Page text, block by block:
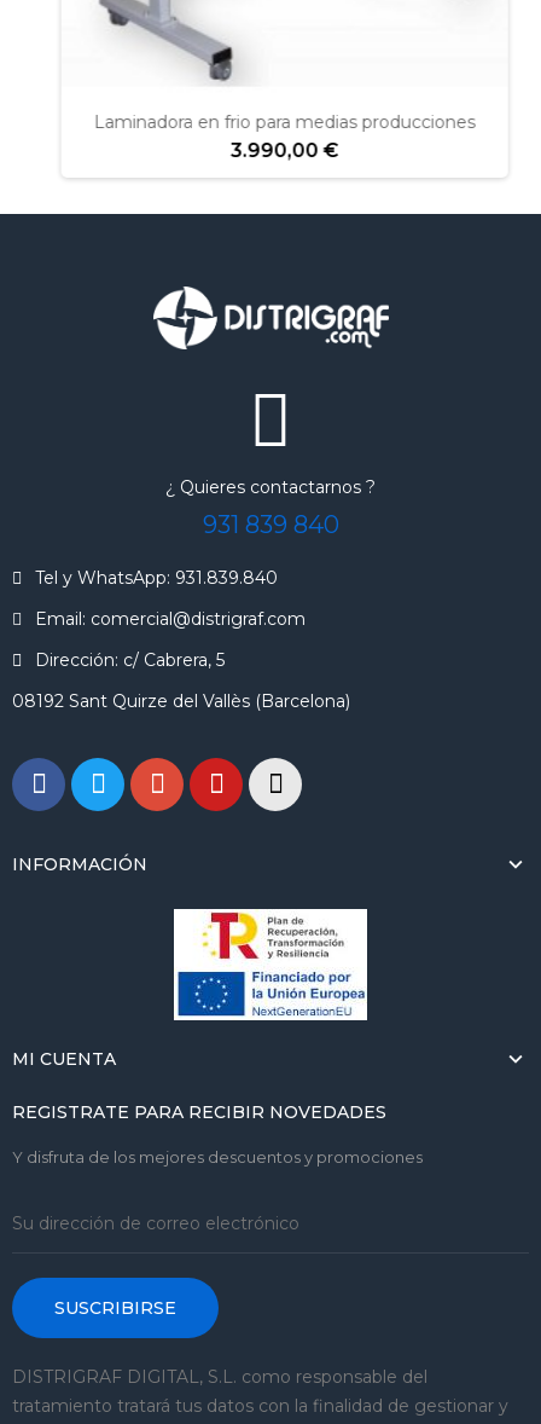
Laminadora en frio para medias producciones
3.990,00 €
¿ Quieres contactarnos ?
931 839 840
Tel y WhatsApp: 931.839.840
Email: comercial@distrigraf.com
Dirección: c/ Cabrera, 5
08192 Sant Quirze del Vallès (Barcelona)
INFORMACIÓN
MI CUENTA
REGISTRATE PARA RECIBIR NOVEDADES
Y disfruta de los mejores descuentos y promociones
SUSCRIBIRSE
DISTRIGRAF DIGITAL, S.L. como responsable del
tratamiento tratará tus datos con la finalidad de gestionar y